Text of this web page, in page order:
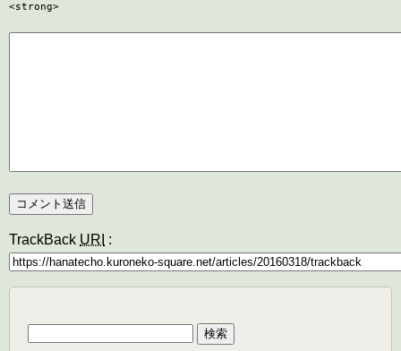
<strong>
TrackBack URI :